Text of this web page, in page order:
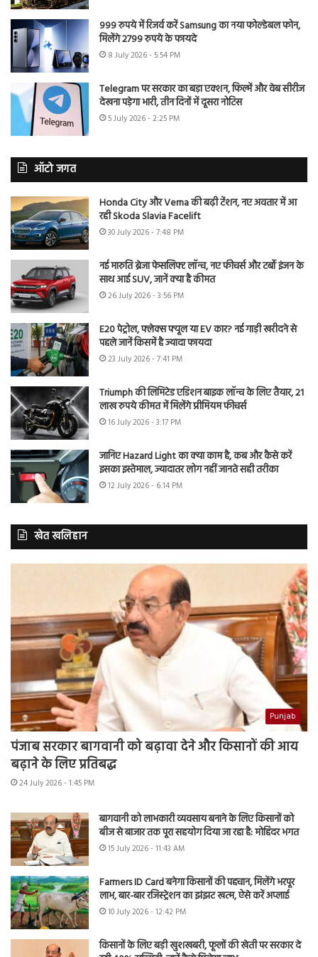
999 रुपये में रिजर्व करें Samsung का नया फोल्डेबल फोन,
मिलेंगे 2799 रुपये के फायदे
8 July 2026 - 5:54 PM
Telegram पर सरकार का बड़ा एक्शन, फिल्में और वेब सीरीज
देखना पड़ेगा भारी, तीन दिनों में दूसरा नोटिस
5 July 2026 - 2:25 PM
ऑटो जगत
Honda City और Verna की बढ़ी टेंशन, नए अवतार में आ
रही Skoda Slavia Facelift
30 July 2026 - 7:48 PM
नई मारुति ब्रेजा फेसलिफ्ट लॉन्च, नए फीचर्स और टर्बो इंजन के
साथ आई SUV, जानें क्या है कीमत
26 July 2026 - 3:56 PM
E20 पेट्रोल, फ्लेक्स फ्यूल या EV कार? नई गाड़ी खरीदने से
पहले जानें किसमें है ज्यादा फायदा
23 July 2026 - 7:41 PM
Triumph की लिमिटेड एडिशन बाइक लॉन्च के लिए तैयार, 21
लाख रुपये कीमत में मिलेंगे प्रीमियम फीचर्स
16 July 2026 - 3:17 PM
जानिए Hazard Light का क्या काम है, कब और कैसे करें
इसका इस्तेमाल, ज्यादातर लोग नहीं जानते सही तरीका
12 July 2026 - 6:14 PM
खेत खलिहान
Punjab
पंजाब सरकार बागवानी को बढ़ावा देने और किसानों की आय
बढ़ाने के लिए प्रतिबद्ध
24 July 2026 - 1:45 PM
बागवानी को लाभकारी व्यवसाय बनाने के लिए किसानों को
बीज से बाजार तक पूरा सहयोग दिया जा रहा है: मोहिंदर भगत
15 July 2026 - 11:43 AM
Farmers ID Card बनेगा किसानों की पहचान, मिलेंगे भरपूर
लाभ, बार-बार रजिस्ट्रेशन का झंझट खत्म, ऐसे करें अप्लाई
10 July 2026 - 12:42 PM
किसानों के लिए बड़ी खुशखबरी, फूलों की खेती पर सरकार दे